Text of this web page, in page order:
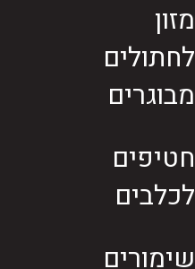
מזון
לחתולים
מבוגרים
חטיפים
לכלבים
שימורים